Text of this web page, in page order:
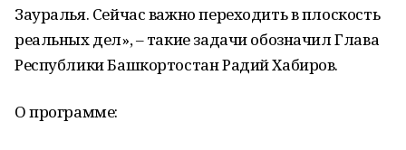
Зауралья. Сейчас важно переходить в плоскость
реальных дел», – такие задачи обозначил Глава
Республики Башкортостан Радий Хабиров.
О программе: